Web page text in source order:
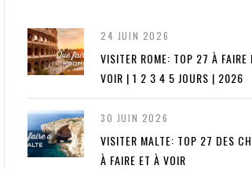
24 JUIN 2026
VISITER ROME: TOP 27 À FAIRE
VOIR | 1 2 3 4 5 JOURS | 2026
30 JUIN 2026
VISITER MALTE: TOP 27 DES
À FAIRE ET À VOIR